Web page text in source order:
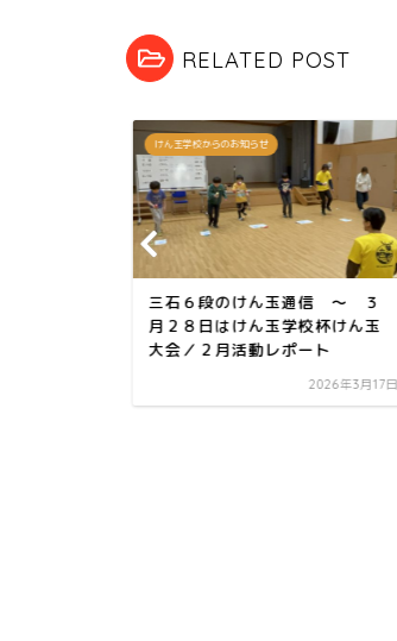
RELATED POST
けん玉学校からのお知らせ
三石６段のけん玉通信 ～ ３
月２８日はけん玉学校杯けん玉
大会／２月活動レポート
2026年3月17日